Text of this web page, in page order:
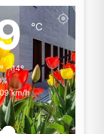
℃
- 14º
km/h